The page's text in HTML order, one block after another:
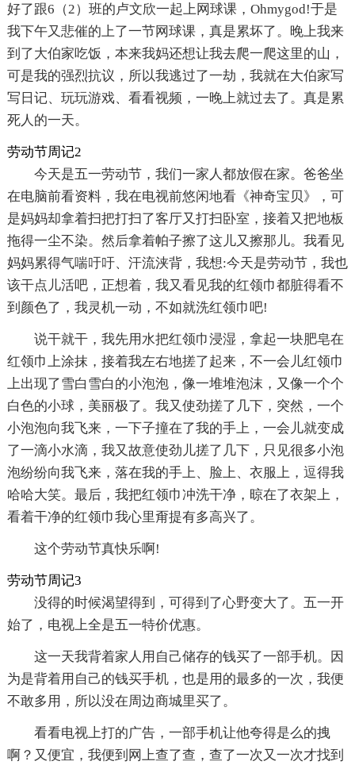
好了跟6（2）班的卢文欣一起上网球课，Ohmygod!于是
我下午又悲催的上了一节网球课，真是累坏了。晚上我来
到了大伯家吃饭，本来我妈还想让我去爬一爬这里的山，
可是我的强烈抗议，所以我逃过了一劫，我就在大伯家写
写日记、玩玩游戏、看看视频，一晚上就过去了。真是累
死人的一天。
劳动节周记2
今天是五一劳动节，我们一家人都放假在家。爸爸坐
在电脑前看资料，我在电视前悠闲地看《神奇宝贝》，可
是妈妈却拿着扫把打扫了客厅又打扫卧室，接着又把地板
拖得一尘不染。然后拿着帕子擦了这儿又擦那儿。我看见
妈妈累得气喘吁吁、汗流浃背，我想:今天是劳动节，我也
该干点儿活吧，正想着，我又看见我的红领巾都脏得看不
到颜色了，我灵机一动，不如就洗红领巾吧!
说干就干，我先用水把红领巾浸湿，拿起一块肥皂在
红领巾上涂抹，接着我左右地搓了起来，不一会儿红领巾
上出现了雪白雪白的小泡泡，像一堆堆泡沫，又像一个个
白色的小球，美丽极了。我又使劲搓了几下，突然，一个
小泡泡向我飞来，一下子撞在了我的手上，一会儿就变成
了一滴小水滴，我又故意使劲儿搓了几下，只见很多小泡
泡纷纷向我飞来，落在我的手上、脸上、衣服上，逗得我
哈哈大笑。最后，我把红领巾冲洗干净，晾在了衣架上，
看着干净的红领巾我心里甭提有多高兴了。
这个劳动节真快乐啊!
劳动节周记3
没得的时候渴望得到，可得到了心野变大了。五一开
始了，电视上全是五一特价优惠。
这一天我背着家人用自己储存的钱买了一部手机。因
为是背着用自己的钱买手机，也是用的最多的一次，我便
不敢多用，所以没在周边商城里买了。
看看电视上打的广告，一部手机让他夸得是么的拽
啊？又便宜，我便到网上查了查，查了一次又一次才找到